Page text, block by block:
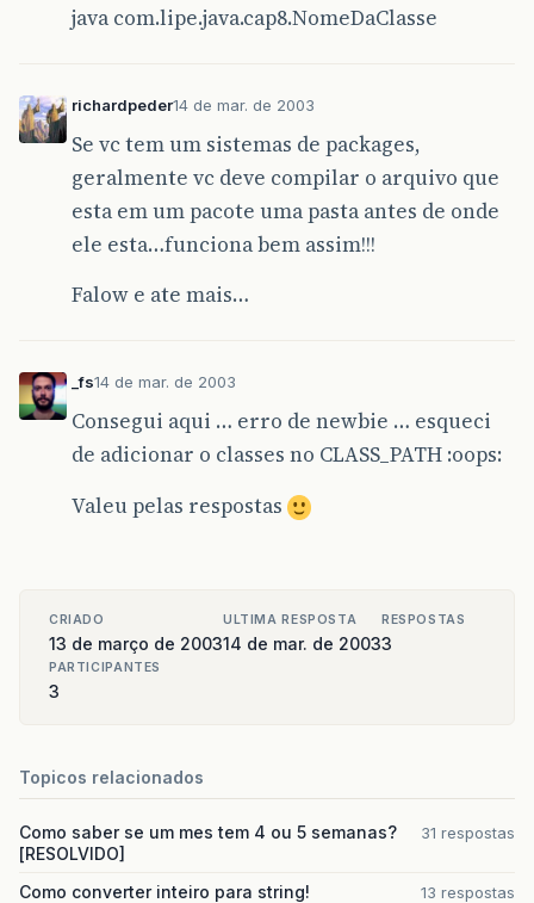
java com.lipe.java.cap8.NomeDaClasse
richardpeder14 de mar. de 2003
Se vc tem um sistemas de packages,
geralmente vc deve compilar o arquivo que
esta em um pacote uma pasta antes de onde
ele esta…funciona bem assim!!!
Falow e ate mais…
_fs14 de mar. de 2003
Consegui aqui … erro de newbie … esqueci
de adicionar o classes no CLASS_PATH :oops:
Valeu pelas respostas
CRIADO
13 de março de 2003
ULTIMA RESPOSTA
14 de mar. de 2003
RESPOSTAS
3
PARTICIPANTES
3
Topicos relacionados
Como saber se um mes tem 4 ou 5 semanas?
[RESOLVIDO]
31 respostas
Como converter inteiro para string! 13 respostas